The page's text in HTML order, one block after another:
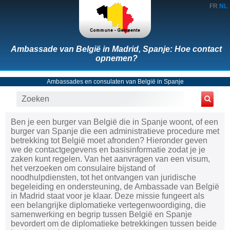
FR NL
Ambassade van België in Madrid, Spanje: Hoe contact
opnemen?
Ambassades en consulaten van België in Spanje
Ben je een burger van België die in Spanje woont, of een
burger van Spanje die een administratieve procedure met
betrekking tot België moet afronden? Hieronder geven
we de contactgegevens en basisinformatie zodat je je
zaken kunt regelen. Van het aanvragen van een visum,
het verzoeken om consulaire bijstand of
noodhulpdiensten, tot het ontvangen van juridische
begeleiding en ondersteuning, de Ambassade van België
in Madrid staat voor je klaar. Deze missie fungeert als
een belangrijke diplomatieke vertegenwoordiging, die
samenwerking en begrip tussen België en Spanje
bevordert om de diplomatieke betrekkingen tussen beide